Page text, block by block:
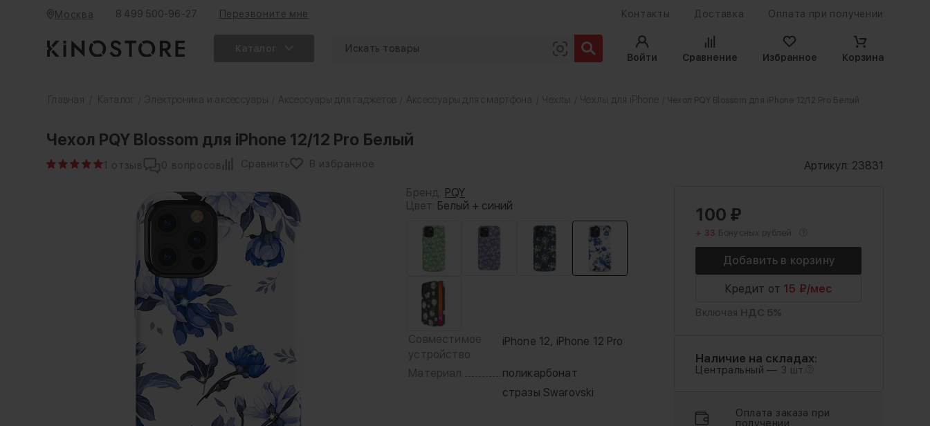
Москва 8 499 500-96-27 Перезвоните мне Контакты Доставка Оплата при получении
Войти
Сравнение Избранное Корзина
Главная Каталог Электроника и аксессуары Аксессуары для гаджетов Аксессуары для смартфона Чехлы Чехлы для iPhone / Чехол PQY Blossom для iPhone 12/12 Pro Белый
Чехол PQY Blossom для iPhone 12/12 Pro Белый
1 отзыв 0 вопросов Сравнить В избранное Артикул: 23831
Бренд: PQY
Цвет: Белый + синий
Совместимое
устройство
iPhone 12, iPhone 12 Pro
Материал
поликарбонат
стразы Swarovski
100 ₽
+ 33 Бонусных рублей
Кредит от 15 ₽/мес
Включая НДС 5%
Наличие на складах:
Центральный — 3 шт.
Оплата заказа при
получении